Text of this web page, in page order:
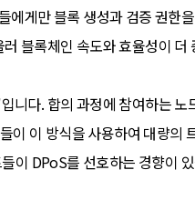
게만 블록 생성과 검증 권한
블록체인 속도와 효율성이 더
다. 합의 과정에 참여하는
이 이 방식을 사용하여 대량의
이 DPoS를 선호하는 경향이